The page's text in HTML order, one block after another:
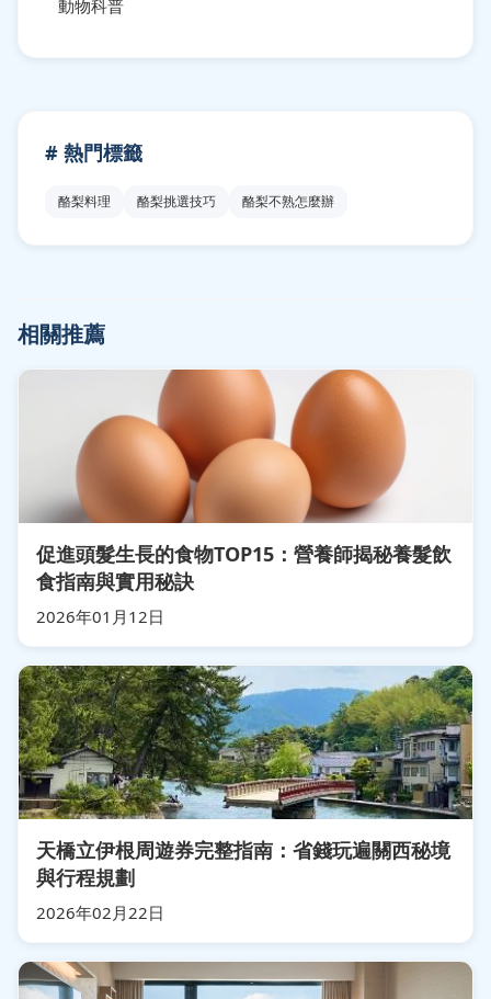
動物科普
# 熱門標籤
酪梨料理 酪梨挑選技巧 酪梨不熟怎麼辦
相關推薦
促進頭髮生長的食物TOP15：營養師揭秘養髮飲
食指南與實用秘訣
2026年01月12日
天橋立伊根周遊券完整指南：省錢玩遍關西秘境
與行程規劃
2026年02月22日